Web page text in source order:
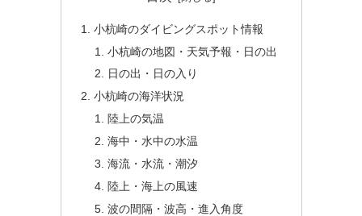
小杭崎のダイビングスポット情報
小杭崎の地図・天気予報・日の出
日の出・日の入り
小杭崎の海洋状況
陸上の気温
海中・水中の水温
海流・水流・潮汐
陸上・海上の風速
波の間隔・波高・進入角度